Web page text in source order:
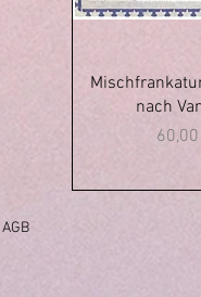
Vista
nach
60,00
AGB